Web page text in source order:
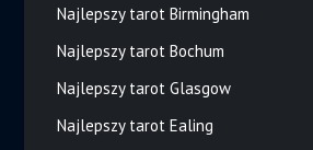
Najlepszy tarot Birmingham
Najlepszy tarot Bochum
Najlepszy tarot Glasgow
Najlepszy tarot Ealing